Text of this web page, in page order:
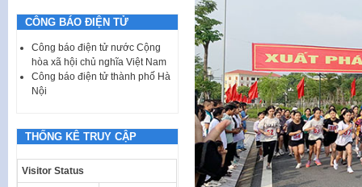
CÔNG BÁO ĐIỆN TỬ
Công báo điện tử nước Cộng
hòa xã hội chủ nghĩa Việt Nam
Công báo điện tử thành phố Hà
Nội
THỐNG KÊ TRUY CẬP
Visitor Status